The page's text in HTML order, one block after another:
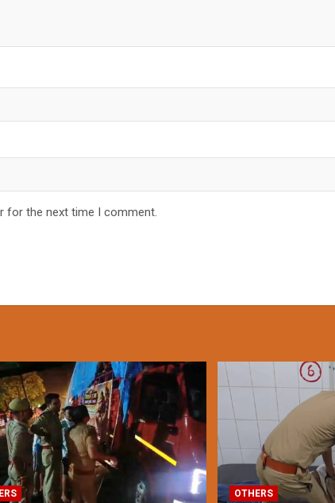
for the next time I comment.
OTHERS